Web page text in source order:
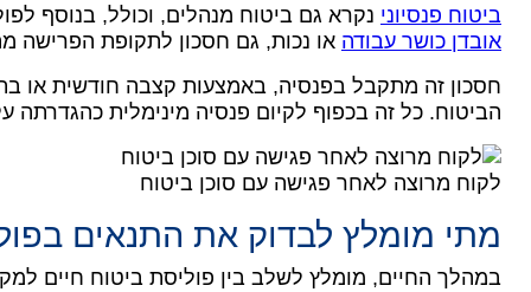
ביטוח פנסיוני נקרא גם ביטוח מנהלים, וכולל, בנוסף
אובדן כושר עבודה או נכות, גם חסכון לתקופת הפרישה
חסכון זה מתקבל בפנסיה, באמצעות קצבה חודשית או
הביטוח. כל זה בכפוף לקיום פנסיה מינימלית
לקוח מרוצה לאחר פגישה עם סוכן ביטוח
מתי מומלץ לבדוק את התנאים
במהלך החיים, מומלץ לשלב בין פוליסת ביטוח חיים